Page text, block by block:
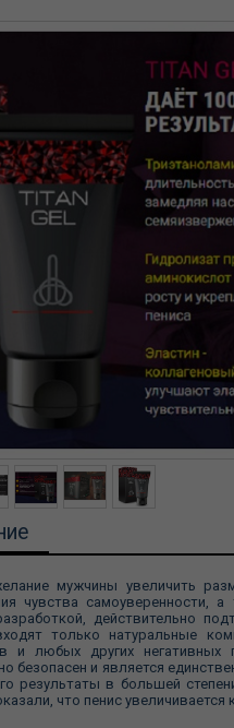
мужчины увеличить
чувства самоуверенности,
действительно
только натуральные
и любых других негативных
безопасен и является
результаты в большей
что пенис увеличивается